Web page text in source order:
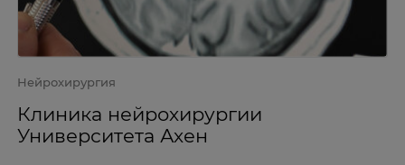
Нейрохирургия
Клиника нейрохирургии
Университета Ахен